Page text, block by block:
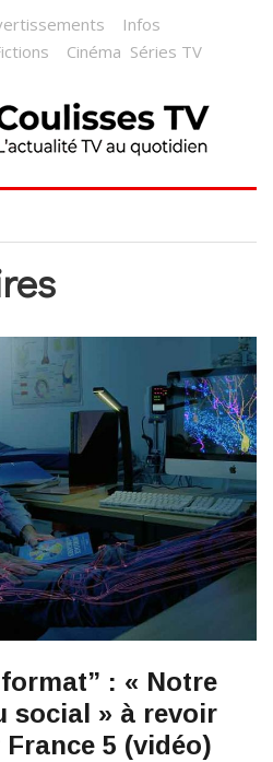
Infos
Cinéma Séries TV
: « Notre
social » à revoir
5 (vidéo)